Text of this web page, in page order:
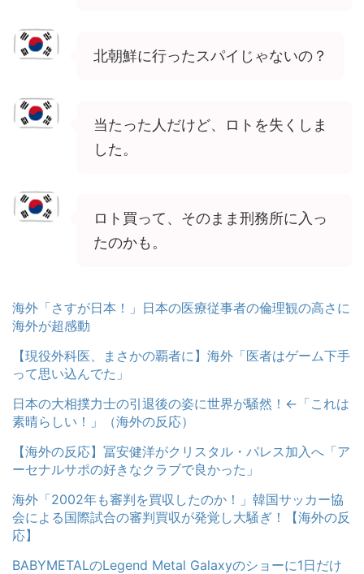
北朝鮮に行ったスパイじゃないの？
当たった人だけど、ロトを失くしま
した。
ロト買って、そのまま刑務所に入っ
たのかも。
海外「さすが日本！」日本の医療従事者の倫理観の高さに
海外が超感動
【現役外科医、まさかの覇者に】海外「医者はゲーム下手
って思い込んでた」
日本の大相撲力士の引退後の姿に世界が騒然！←「これは
素晴らしい！」（海外の反応）
【海外の反応】冨安健洋がクリスタル・パレス加入へ「ア
ーセナルサポの好きなクラブで良かった」
海外「2002年も審判を買収したのか！」韓国サッカー協
会による国際試合の審判買収が発覚し大騒ぎ！【海外の反
応】
BABYMETALのLegend Metal Galaxyのショーに1日だけ